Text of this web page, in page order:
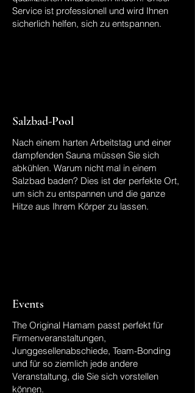
Service ist professionell und wird Ihnen
sicherlich helfen, sich zu entspannen.
Salzbad-Pool
Nach einem harten Arbeitstag und einer
dampfenden Sauna müssen Sie sich
abkühlen. Warum nicht mal in einem
Salzbad baden? Dies ist der perfekte Ort,
um sich zu entspannen und die ganze
Hitze aus Ihrem Körper zu lassen.
Events
The Original Hamam passt perfekt für
Firmenveranstaltungen,
Junggesellenabschiede, Team-Bonding
und für so ziemlich jede andere
Veranstaltung, die Sie sich vorstellen
können.